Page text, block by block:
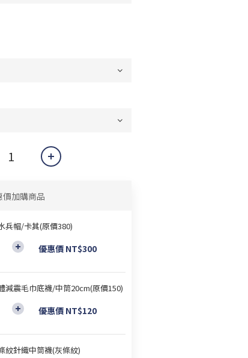
價加購商品
兵帽/卡其(原價380)
優惠價 NT$300
減震毛巾底襪/中筒20cm(原價150)
優惠價 NT$120
紋針織中筒襪(灰條紋)